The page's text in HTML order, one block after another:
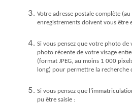
Votre adresse postale complète (au
enregistrements doivent vous être
Si vous pensez que votre photo de
photo récente de votre visage
(format JPEG, au moins 1 000
long) pour permettre la recherche
Si vous pensez que
pu être saisie :